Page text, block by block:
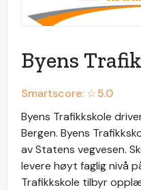
Byens
Smartscore: ☆5.0
Byens Trafikkskole
Bergen. Byens
av Statens vegvesen.
levere høyt faglig nivå
Trafikkskole tilbyr